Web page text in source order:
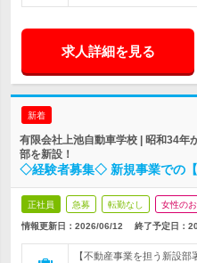
求人詳細を見る
新着
有限会社上池自動車学校 | 昭和34年
部を新設！
◇経験者募集◇ 新規事業での
正社員 急募 転勤なし 女性の
情報更新日：2026/06/12 終了予定日：
【不動産事業を担う新設